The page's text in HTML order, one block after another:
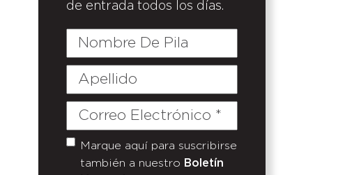
de entrada todos los días.
Nombre
Pila
Apellido
Correo
Untitled
Marque aquí para suscribirse
también a nuestro Boletín